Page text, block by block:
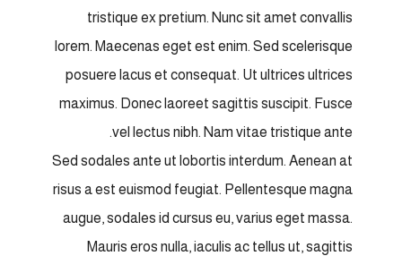
tristique ex pretium. Nunc sit amet convallis
lorem. Maecenas eget est enim. Sed scelerisque
posuere lacus et consequat. Ut ultrices ultrices
maximus. Donec laoreet sagittis suscipit. Fusce
vel lectus nibh. Nam vitae tristique ante.
Sed sodales ante ut lobortis interdum. Aenean at
risus a est euismod feugiat. Pellentesque magna
augue, sodales id cursus eu, varius eget massa.
Mauris eros nulla, iaculis ac tellus ut, sagittis